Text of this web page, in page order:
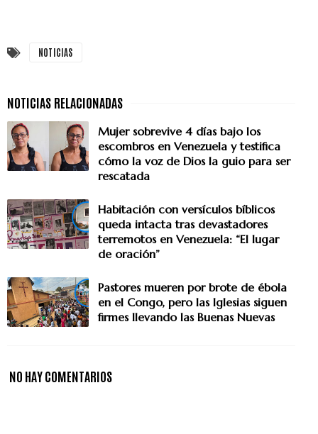
NOTICIAS
Mujer sobrevive 4 días bajo los
escombros en Venezuela y testifica
cómo la voz de Dios la guio para ser
rescatada
Habitación con versículos bíblicos
queda intacta tras devastadores
terremotos en Venezuela: “El lugar
de oración”
Pastores mueren por brote de ébola
en el Congo, pero las Iglesias siguen
firmes llevando las Buenas Nuevas
NO HAY COMENTARIOS